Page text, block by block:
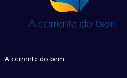
A corrente do bem